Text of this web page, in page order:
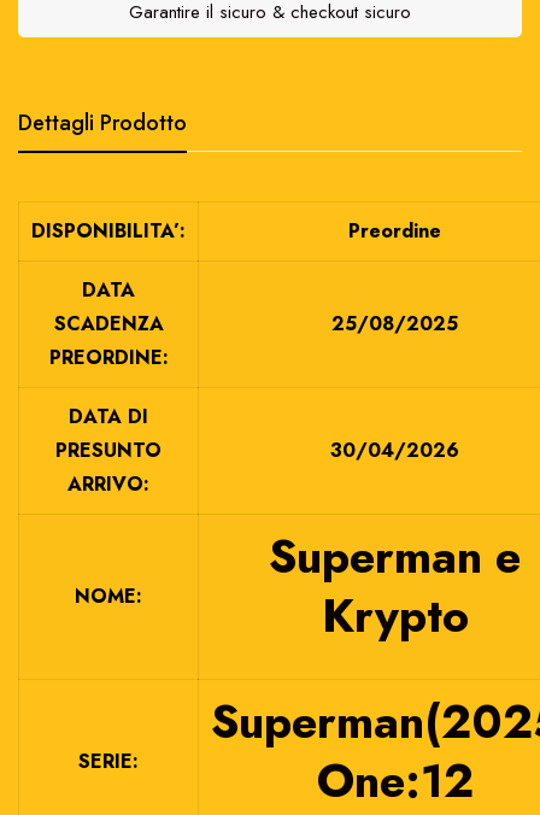
Garantire il sicuro & checkout sicuro
Dettagli Prodotto
DISPONIBILITA’: Preordine
DATA
SCADENZA
PREORDINE:
25/08/2025
DATA DI
PRESUNTO
ARRIVO:
30/04/2026
NOME:
Superman e
Krypto
SERIE:
One:12